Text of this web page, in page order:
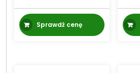
Sprawdź cenę